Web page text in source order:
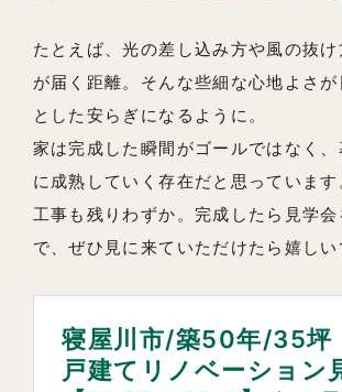
たとえば、光の差し込み方や風の抜
が届く距離。そんな些細な心地よさ
とした安らぎになるように。
家は完成した瞬間がゴールではなく、
に成熟していく存在だと思っています
工事も残りわずか。完成したら見学
で、ぜひ見に来ていただけたら嬉しい